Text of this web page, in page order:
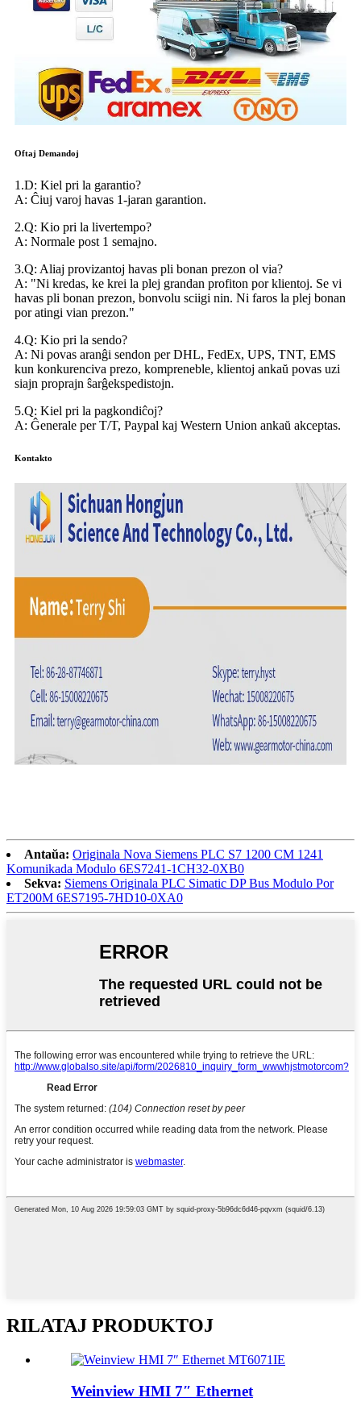
Oftaj Demandoj
1.D: Kiel pri la garantio?
A: Ĉiuj varoj havas 1-jaran garantion.
2.Q: Kio pri la livertempo?
A: Normale post 1 semajno.
3.Q: Aliaj provizantoj havas pli bonan prezon ol via?
A: "Ni kredas, ke krei la plej grandan profiton por klientoj. Se vi
havas pli bonan prezon, bonvolu sciigi nin. Ni faros la plej bonan
por atingi vian prezon."
4.Q: Kio pri la sendo?
A: Ni povas aranĝi sendon per DHL, FedEx, UPS, TNT, EMS
kun konkurenciva prezo, kompreneble, klientoj ankaŭ povas uzi
siajn proprajn ŝarĝekspedistojn.
5.Q: Kiel pri la pagkondiĉoj?
A: Ĝenerale per T/T, Paypal kaj Western Union ankaŭ akceptas.
Kontakto
Antaŭa: Originala Nova Siemens PLC S7 1200 CM 1241
Komunikada Modulo 6ES7241-1CH32-0XB0
Sekva: Siemens Originala PLC Simatic DP Bus Modulo Por
ET200M 6ES7195-7HD10-0XA0
RILATAJ PRODUKTOJ
Weinview HMI 7″ Ethernet